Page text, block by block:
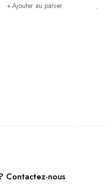
Ajouter au panier
Contactez-nous